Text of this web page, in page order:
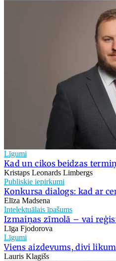
Līgumi
Kad un cikos beidzas
Kristaps Leonards Limbergs
Publiskie iepirkumi
Konkursa dialogs: kad ar
Elīza Madsena
Intelektuālais īpašums
Izmaiņas zīmolā – vai
Līga Fjodorova
Līgumi
Viens aizdevums, divi
Lauris Klagišs